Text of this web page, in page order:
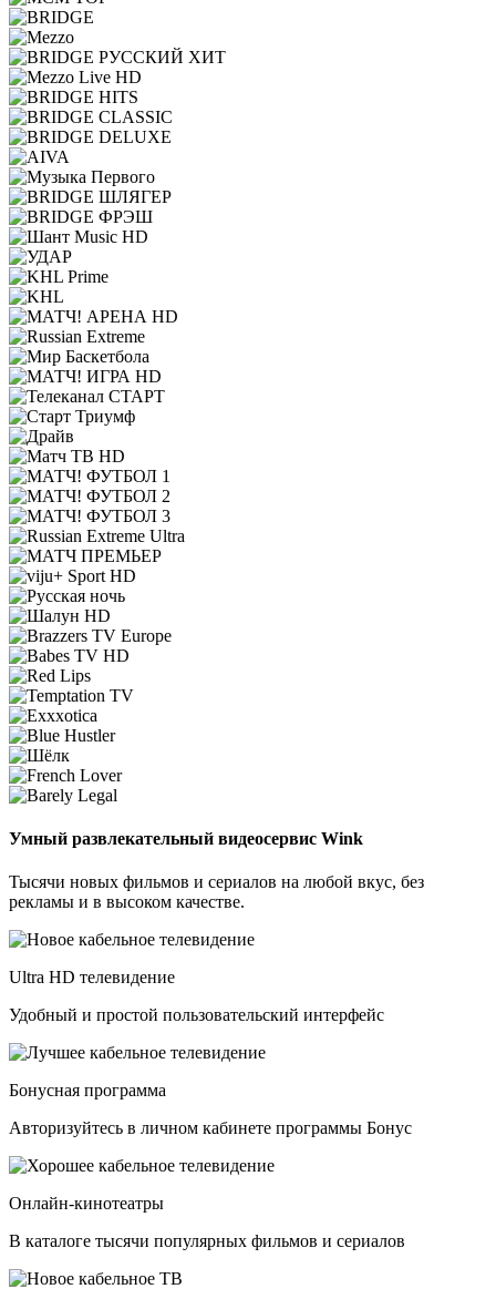
Умный развлекательный видеосервис Wink
Тысячи новых фильмов и сериалов на любой вкус, без
рекламы и в высоком качестве.
Ultra HD телевидение
Удобный и простой пользовательский интерфейс
Бонусная программа
Авторизуйтесь в личном кабинете программы Бонус
Онлайн-кинотеатры
В каталоге тысячи популярных фильмов и сериалов